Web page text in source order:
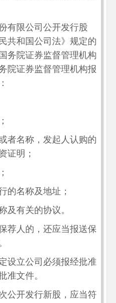
有限公司公开发行股
共和国公司法》规定的
务院证券监督管理机构
院证券监督管理机构报
者名称，发起人认购的
证明；
的名称及地址；
及有关的协议。
荐人的，还应当报送保
设立公司必须报经批准
准文件。
公开发行新股，应当符